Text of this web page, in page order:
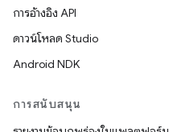
การอ้างอิง API
ดาวน์โหลด Studio
Android NDK
การสนับสนุน